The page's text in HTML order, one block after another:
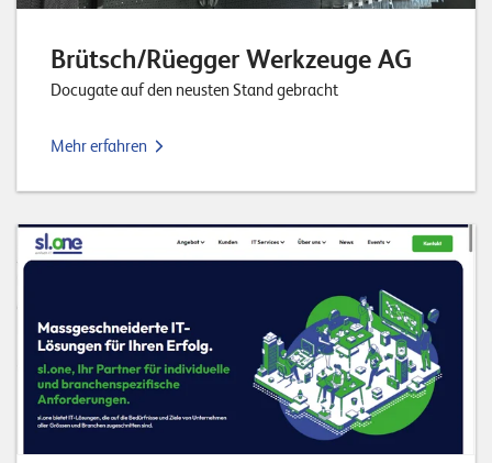
Brütsch/Rüegger Werkzeuge AG
Docugate auf den neusten Stand gebracht
Mehr erfahren